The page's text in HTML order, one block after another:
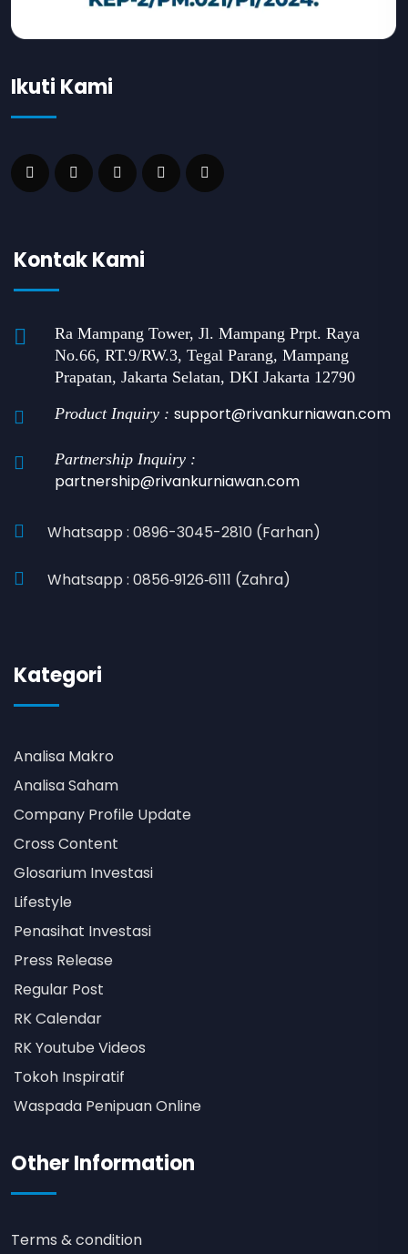
Ikuti Kami
Kontak Kami
Ra Mampang Tower, Jl. Mampang Prpt. Raya
No.66, RT.9/RW.3, Tegal Parang, Mampang
Prapatan, Jakarta Selatan, DKI Jakarta 12790
Product Inquiry : support@rivankurniawan.com
Partnership Inquiry :
partnership@rivankurniawan.com
Whatsapp : 0896-3045-2810 (Farhan)
Whatsapp : 0856‑9126‑6111 (Zahra)
Kategori
Analisa Makro
Analisa Saham
Company Profile Update
Cross Content
Glosarium Investasi
Lifestyle
Penasihat Investasi
Press Release
Regular Post
RK Calendar
RK Youtube Videos
Tokoh Inspiratif
Waspada Penipuan Online
Other Information
Terms & condition